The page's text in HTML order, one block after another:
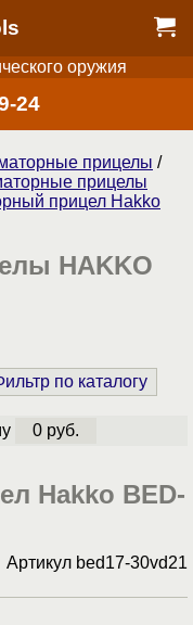
оружия
24
прицелы /
прицелы
прицел Hakko
HAKKO
по каталогу
0 руб.
Hakko BED-
Артикул bed17-30vd21